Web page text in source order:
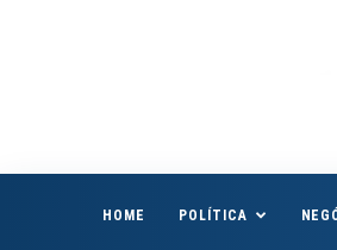
HOME POLÍTICA